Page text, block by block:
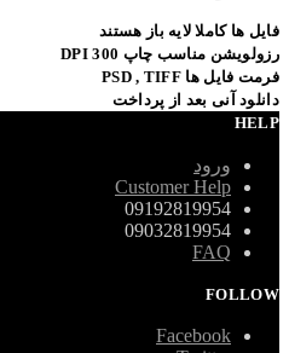
فایل ها کاملا لایه باز هستند
رزولویشن مناسب چاپ 300 DPI
فرمت فایل ها PSD , TIFF
دانلود آنی بعد از پرداخت
HELP
ورود
Customer Help
09192819954
09032819954
FAQ
FOLLOW
Facebook